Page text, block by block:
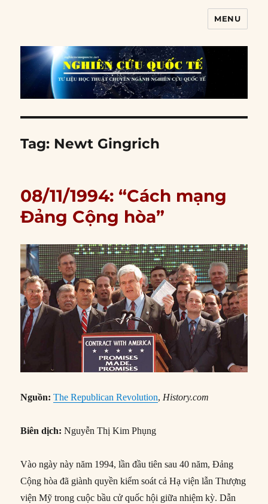
MENU
Tag: Newt Gingrich
08/11/1994: “Cách mạng
Đảng Cộng hòa”
Nguồn:The Republican Revolution,History.com
Biên dịch: Nguyễn Thị Kim Phụng
Vào ngày này năm 1994, lần đầu tiên sau 40 năm, Đảng
Cộng hòa đã giành quyền kiểm soát cả Hạ viện lẫn Thượng
viện Mỹ trong cuộc bầu cử quốc hội giữa nhiệm kỳ. Dẫn